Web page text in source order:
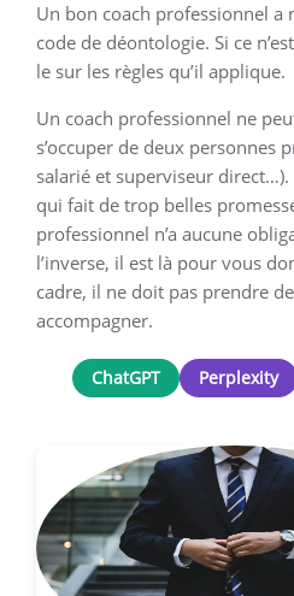
Un bon coach professionnel
code de déontologie. Si ce
le sur les règles qu’il applique.
Un coach professionnel ne
s’occuper de deux personnes
salarié et superviseur
qui fait de trop belles
professionnel n’a aucune
l’inverse, il est là pour vous
cadre, il ne doit pas prendre
accompagner.
ChatGPT Perplexity